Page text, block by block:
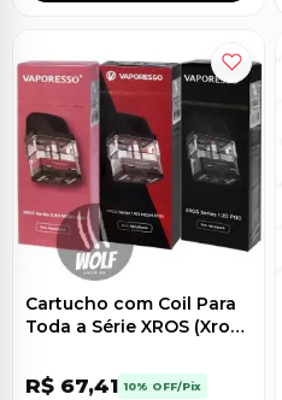
Cartucho com Coil Para
Toda a Série XROS (Xros
Nano) 2ML
R$ 67,41 10% OFF/Pix